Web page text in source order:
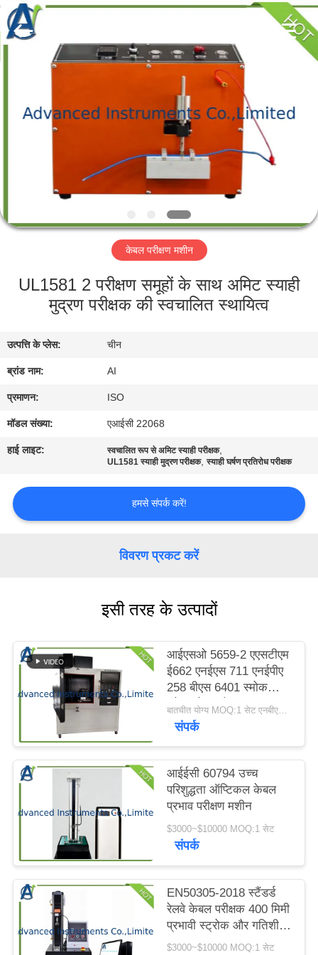
उत्पादों
में
भ्रमण
नियंत्रण
संपर्क
करें
मामलों
करें
साइटमैप
PRIVACY
POLICY
Advanced
Instruments
Co.,Limited.
All
Rights
केबल परीक्षण मशीन
UL1581 2 परीक्षण समूहों के साथ अमिट स्याही
मुद्रण परीक्षक की स्वचालित स्थायित्व
उत्पत्ति के प्लेस: चीन
ब्रांड नाम: AI
प्रमाणन: ISO
मॉडल संख्या: एआईसी 22068
हाई लाइट: स्वचालित रूप से अमिट स्याही परीक्षक,
UL1581 स्याही मुद्रण परीक्षक,स्याही घर्षण प्रतिरोध परीक्षक
हमसे संपर्क करें!
विवरण प्रकट करें
इसी तरह के उत्पादों
आईएसओ 5659-2 एएसटीएम
ई662 ​​एनईएस 711 एनईपीए
258 बीएस 6401 स्मोक
इंडेक्स टेस्ट चैंबर
बातचीत योग्य MOQ:1 सेट एनबीएस स्मोक डेंसिटी टेस्ट चैंबर
संपर्क
आईईसी 60794 उच्च
परिशुद्धता ऑप्टिकल केबल
प्रभाव परीक्षण मशीन
$3000~$10000 MOQ:1 सेट
संपर्क
EN50305-2018 स्टैंडर्ड
रेलवे केबल परीक्षक 400 मिमी
प्रभावी स्ट्रोक और गतिशील
कट-थ्रू परीक्षण के लिए
$3000~$10000 MOQ:1 सेट